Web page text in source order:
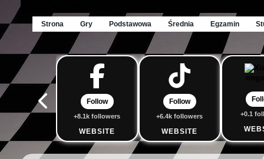
Strona Gry Podstawowa Średnia Egzamin
Follow
+8.1k followers
WEBSITE
Follow
+6.4k followers
WEBSITE
+0.1